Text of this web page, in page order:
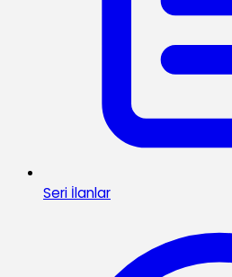
Seri İlanlar